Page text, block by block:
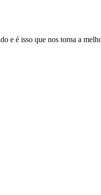
e é isso que nos torna a